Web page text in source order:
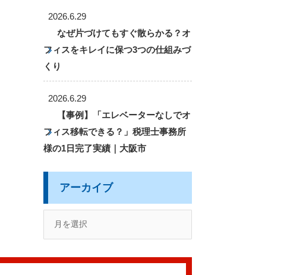
2026.6.29
なぜ片づけてもすぐ散らかる？オ
フィスをキレイに保つ3つの仕組みづ
くり
2026.6.29
【事例】「エレベーターなしでオ
フィス移転できる？」税理士事務所
様の1日完了実績｜大阪市
アーカイブ